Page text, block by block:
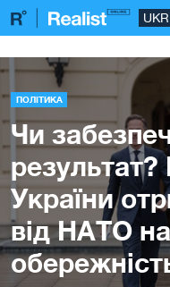
ПОЛІТИКА
Чи
України
від НАТО